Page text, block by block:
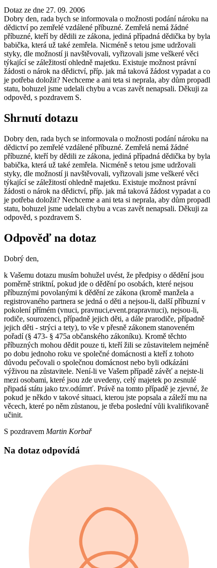
Dotaz ze dne 27. 09. 2006
Dobry den, rada bych se informovala o možnosti podání nároku na
dědictví po zemřelé vzdálené příbuzné. Zemřelá nemá žádné
příbuzné, kteří by dědili ze zákona, jediná případná dědička by byla
babička, která už také zemřela. Nicméně s tetou jsme udržovali
styky, dle možností ji navštěvovali, vyřizovali jsme veškeré věci
týkající se záležitostí ohledně majetku. Existuje možnost právní
žádosti o nárok na dědictví, příp. jak má taková žádost vypadat a co
je potřeba doložit? Nechceme a ani teta si neprala, aby dům propadl
statu, bohuzel jsme udelali chybu a vcas zavět nenapsali. Děkuji za
odpověd, s pozdravem S.
Shrnutí dotazu
Dobry den, rada bych se informovala o možnosti podání nároku na
dědictví po zemřelé vzdálené příbuzné. Zemřelá nemá žádné
příbuzné, kteří by dědili ze zákona, jediná případná dědička by byla
babička, která už také zemřela. Nicméně s tetou jsme udržovali
styky, dle možností ji navštěvovali, vyřizovali jsme veškeré věci
týkající se záležitostí ohledně majetku. Existuje možnost právní
žádosti o nárok na dědictví, příp. jak má taková žádost vypadat a co
je potřeba doložit? Nechceme a ani teta si neprala, aby dům propadl
statu, bohuzel jsme udelali chybu a vcas zavět nenapsali. Děkuji za
odpověd, s pozdravem S.
Odpověď na dotaz
Dobrý den,
k Vašemu dotazu musím bohužel uvést, že předpisy o dědění jsou
poměrně striktní, pokud jde o dědění po osobách, které nejsou
příbuznými povolanými k dědění ze zákona (kromě manžela a
registrovaného partnera se jedná o děti a nejsou-li, další příbuzní v
pokolení přímém (vnuci, pravnuci,event.prapravnuci), nejsou-li,
rodiče, sourozenci, případně jejich děti, a dále prarodiče, případně
jejich děti - strýci a tety), to vše v přesně zákonem stanoveném
pořadí (§ 473- § 475a občanského zákoníku). Kromě těchto
příbuzných mohou dědit pouze ti, kteří žili se zůstavitelem nejméně
po dobu jednoho roku ve společné domácnosti a kteří z tohoto
důvodu pečovali o společnou domácnost nebo byli odkázáni
výživou na zůstavitele. Není-li ve Vašem případě závěť a nejste-li
mezi osobami, které jsou zde uvedeny, celý majetek po zesnulé
připadá státu jako tzv.odúmrť. Právě na tomto případě je zjevné, že
pokud je někdo v takové situaci, kterou jste popsala a záleží mu na
věcech, které po něm zůstanou, je třeba poslední vůli kvalifikovaně
učinit.
S pozdravem Martin Korbař
Na dotaz odpovídá